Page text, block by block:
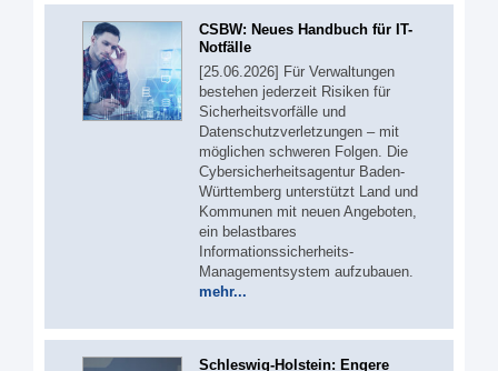
CSBW: Neues Handbuch für IT-
Notfälle
[25.06.2026] Für Verwaltungen
bestehen jederzeit Risiken für
Sicherheitsvorfälle und
Datenschutzverletzungen – mit
möglichen schweren Folgen. Die
Cybersicherheitsagentur Baden-
Württemberg unterstützt Land und
Kommunen mit neuen Angeboten,
ein belastbares
Informationssicherheits-
Managementsystem aufzubauen.
mehr...
Schleswig-Holstein: Engere